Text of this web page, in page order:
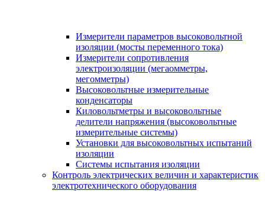
Измерители параметров высоковольтной
изоляции (мосты переменного тока)
Измерители сопротивления
электроизоляции (мегаомметры,
мегомметры)
Высоковольтные измерительные
конденсаторы
Киловольтметры и высоковольтные
делители напряжения (высоковольтные
измерительные системы)
Установки для высоковольтных испытаний
изоляции
Системы испытания изоляции
Контроль электрических величин и характеристик
электротехнического оборудования